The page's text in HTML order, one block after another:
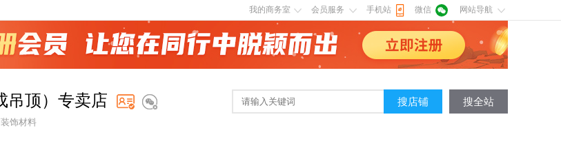
我的商务室 会员服务 手机站 微信 网站导航
吊顶）专卖店
饰材料
搜店铺 搜全站